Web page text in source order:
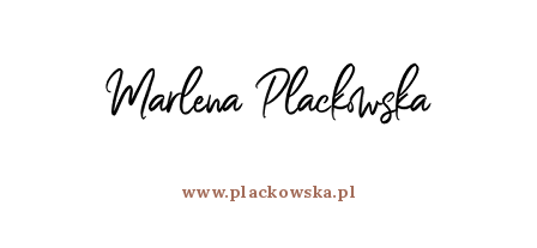
www.plackowska.pl